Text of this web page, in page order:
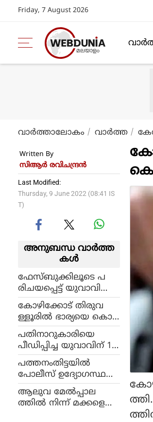
Friday, 7 August 2026
വാര്‍ത്താലോകം വാര്‍ത്ത
Written By
സിആര്‍ രവിചന്ദ്രന്‍
Last Modified:
Thursday, 9 June 2022 (08:41 IS
T)
അനുബന്ധ വാര്‍ത്ത
കള്‍
ഫേസ്ബുക്കിലൂടെ പ
രിചയപ്പെട്ട് യുവാവിനെ
ഹണിട്രാപ്പില്‍ കുടുക്കി;
ദമ്പതികള്‍ അറസ്റ്റില്‍
കോഴിക്കോട് തിരുവ
ള്ളൂരില്‍ ഭാര്യയെ കൊല
പ്പെടുത്തിയ ശേഷം ഭ
ര്‍ത്താവ് തൂങ്ങിമരിച്ചു
പതിനാറുകാരിയെ
പീഡിപ്പിച്ച യുവാവിന് 13
വര്‍ഷം കഠിനതടവ്
പത്തനംതിട്ടയില്‍
പോലീസ് ഉദ്യോഗസ്ഥനെ
വീട്ടില്‍ തൂങ്ങിമരിച്ച നില
യില്‍ കണ്ടെത്തി
ആലുവ മേല്‍പ്പാല
ത്തില്‍ നിന്ന് മക്കളെ